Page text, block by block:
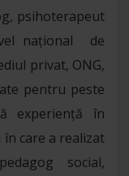
psihoterapeut
național de
privat, ONG,
pentru peste
experiență în
care a realizat
social,